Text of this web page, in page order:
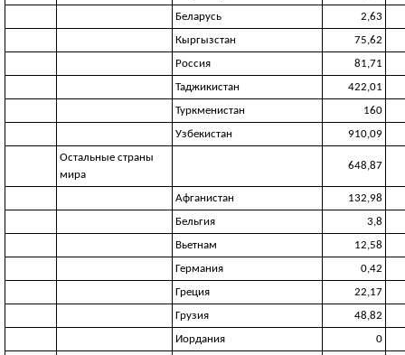
Беларусь
2,63
Кыргызстан
75,62
Россия
81,71
Таджикистан
422,01
Туркменистан
160
Узбекистан
910,09
Остальные страны
мира
648,87
Афганистан
132,98
Бельгия
3,8
Вьетнам
12,58
Германия
0,42
Греция
22,17
Грузия
48,82
Иордания
0